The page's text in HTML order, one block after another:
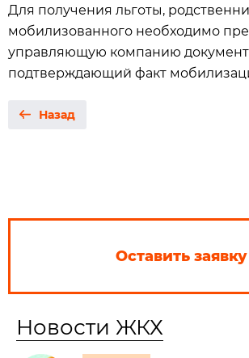
Для получения льготы,
мобилизованного необходимо
управляющую компанию документ
подтверждающий факт
Назад
Оставить заявку
Новости ЖКХ